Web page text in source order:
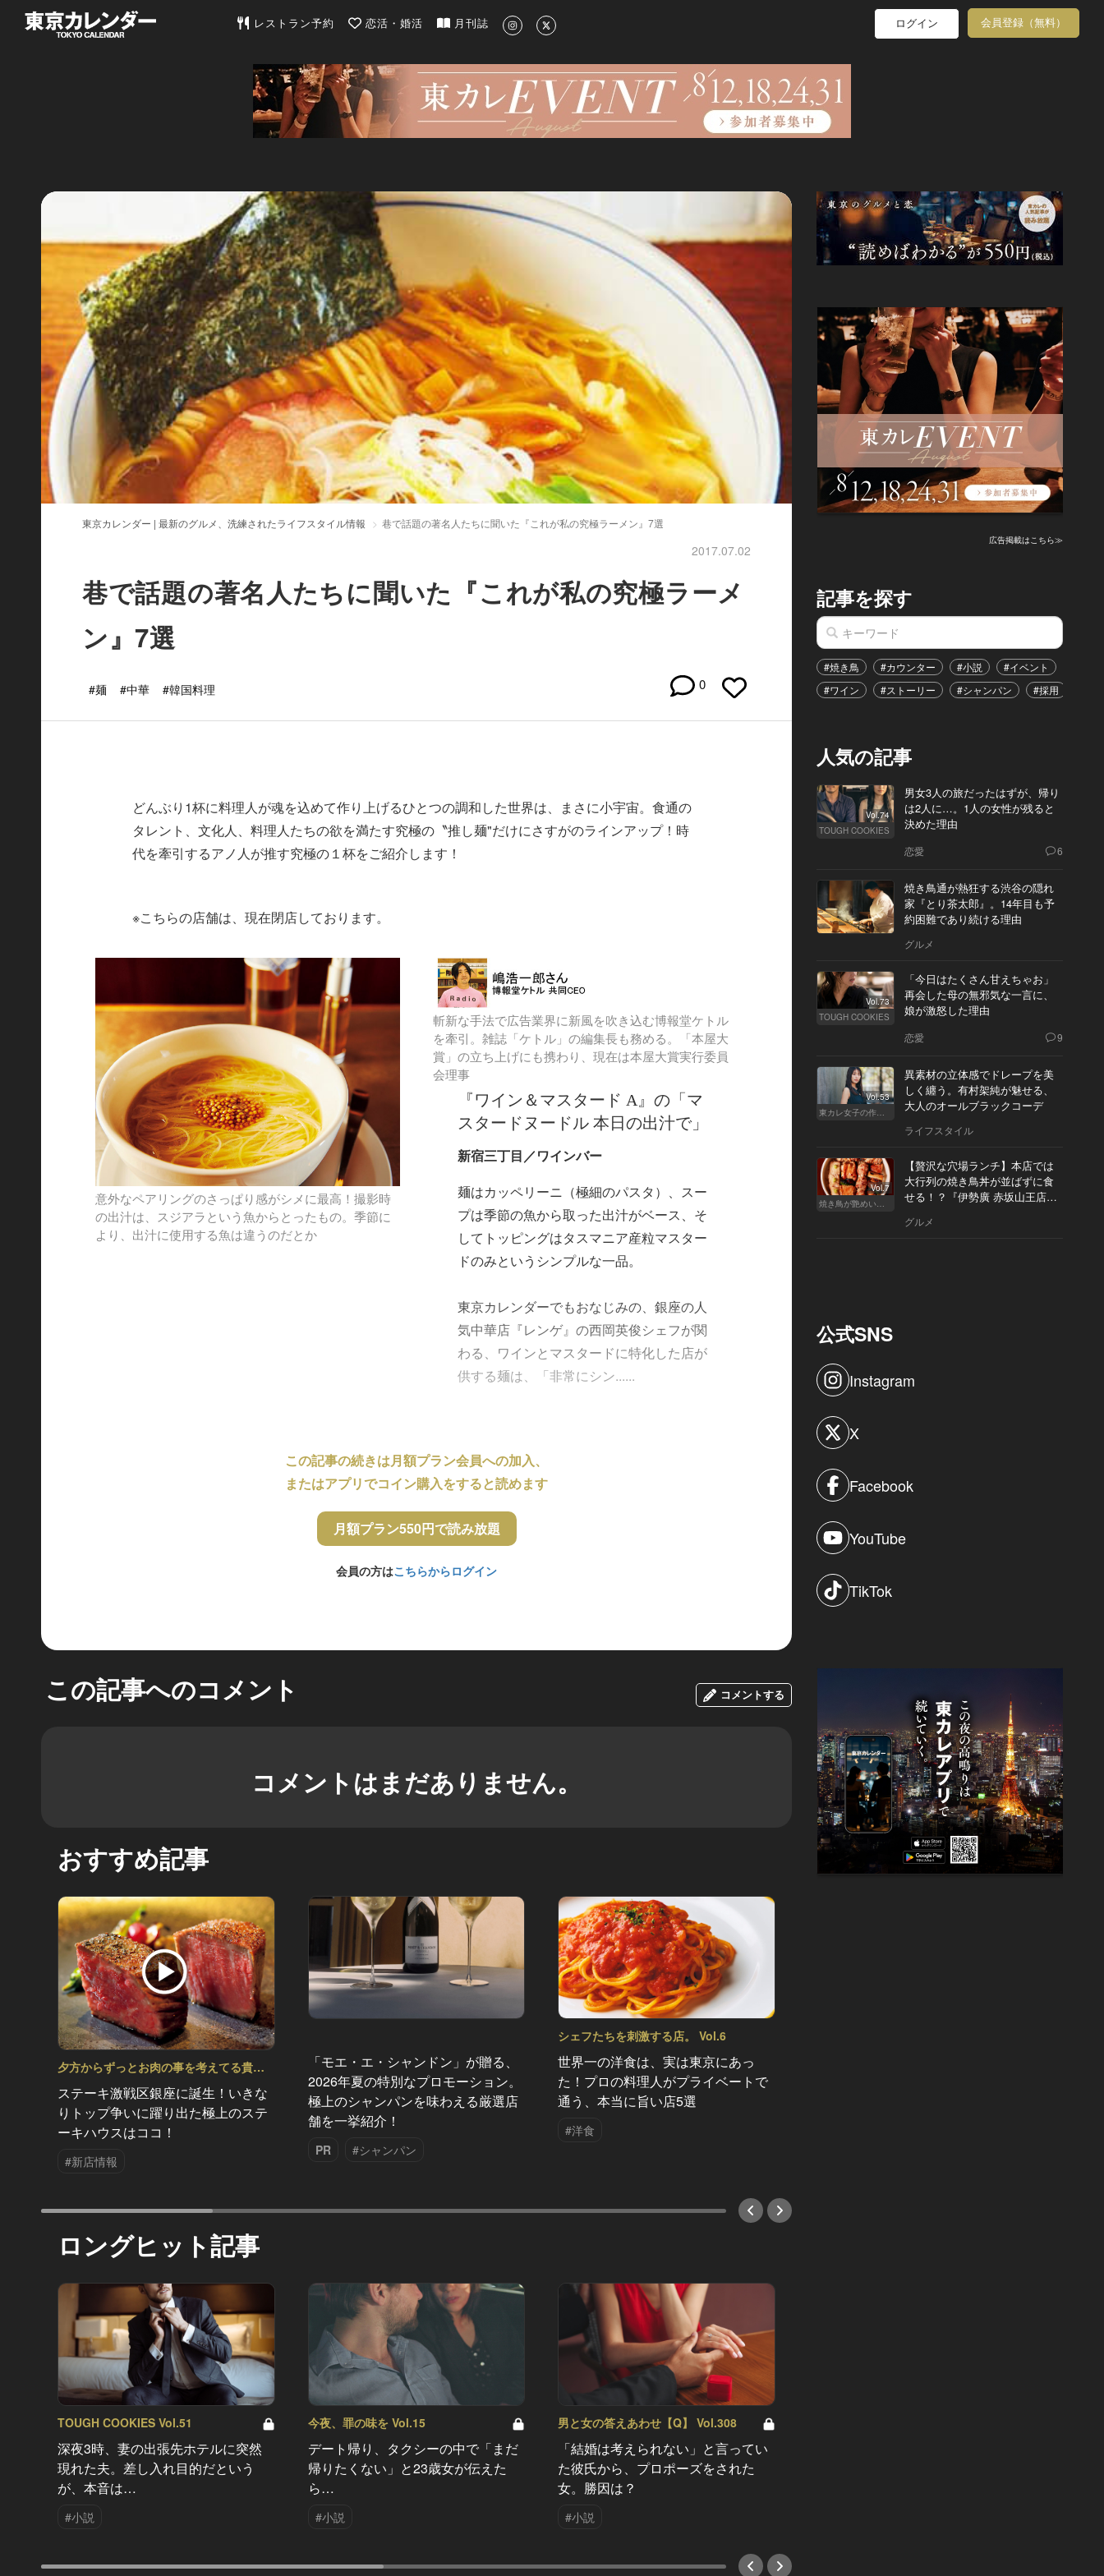
東京カレンダー | 最新のグルメ、洗練されたライフスタイル情報
レストラン予約 恋活・婚活 月刊誌 ログイン 会員登録（無料）
東京カレンダー | 最新のグルメ、洗練されたライフスタイル情報 巷で話題の著名人たちに聞いた『これが私の究極ラーメン』7選
2017.07.02
巷で話題の著名人たちに聞いた『これが私の究極ラーメ
ン』7選
#麺 #中華 #韓国料理 0
どんぶり1杯に料理人が魂を込めて作り上げるひとつの調和した世界は、まさに小宇宙。食通の
タレント、文化人、料理人たちの欲を満たす究極の〝推し麺"だけにさすがのラインアップ！時
代を牽引するアノ人が推す究極の１杯をご紹介します！
※こちらの店舗は、現在閉店しております。
意外なペアリングのさっぱり感がシメに最高！撮影時
の出汁は、スジアラという魚からとったもの。季節に
より、出汁に使用する魚は違うのだとか
斬新な手法で広告業界に新風を吹き込む博報堂ケトル
を牽引。雑誌「ケトル」の編集長も務める。「本屋大
賞」の立ち上げにも携わり、現在は本屋大賞実行委員
会理事
『ワイン＆マスタード A』の「マ
スタードヌードル 本日の出汁で」
新宿三丁目／ワインバー
麺はカッペリーニ（極細のパスタ）、スー
プは季節の魚から取った出汁がベース、そ
してトッピングはタスマニア産粒マスター
ドのみというシンプルな一品。
東京カレンダーでもおなじみの、銀座の人
気中華店『レンゲ』の西岡英俊シェフが関
わる、ワインとマスタードに特化した店が
供する麺は、「非常にシン......
この記事の続きは月額プラン会員への加入、
またはアプリでコイン購入をすると読めます
月額プラン550円で読み放題
会員の方はこちらからログイン
この記事へのコメント コメントする
コメントはまだありません。
おすすめ記事
夕方からずっとお肉の事を考えてる貴方
ステーキ激戦区銀座に誕生！いきな
りトップ争いに躍り出た極上のステ
ーキハウスはココ！
#新店情報
「モエ・エ・シャンドン」が贈る、
2026年夏の特別なプロモーション。
極上のシャンパンを味わえる厳選店
舗を一挙紹介！
PR #シャンパン
シェフたちを刺激する店。 Vol.6
世界一の洋食は、実は東京にあっ
た！プロの料理人がプライベートで
通う、本当に旨い店5選
#洋食
ロングヒット記事
TOUGH COOKIES Vol.51
深夜3時、妻の出張先ホテルに突然
現れた夫。差し入れ目的だという
が、本音は…
#小説
今夜、罪の味を Vol.15
デート帰り、タクシーの中で「まだ
帰りたくない」と23歳女が伝えた
ら…
#小説
男と女の答えあわせ【Q】 Vol.308
「結婚は考えられない」と言ってい
た彼氏から、プロポーズをされた
女。勝因は？
#小説
広告掲載はこちら≫
記事を探す
#焼き鳥 #カウンター #小説 #イベント
#ワイン
#ストーリー #シャンパン #採用
人気の記事
Vol.74
TOUGH COOKIES
男女3人の旅だったはずが、帰り
は2人に…。1人の女性が残ると
決めた理由
恋愛 6
焼き鳥通が熱狂する渋谷の隠れ
家『とり茶太郎』。14年目も予
約困難であり続ける理由
グルメ
Vol.73
TOUGH COOKIES
「今日はたくさん甘えちゃお」
再会した母の無邪気な一言に、
娘が激怒した理由
恋愛 9
Vol.53
東カレ女子の作り方
異素材の立体感でドレープを美
しく纏う。有村架純が魅せる、
大人のオールブラックコーデ
ライフスタイル
Vol.7
焼き鳥が艶めいてきた
【贅沢な穴場ランチ】本店では
大行列の焼き鳥丼が並ばずに食
せる！？『伊勢廣 赤坂山王店』
グルメ
公式SNS
Instagram
X
Facebook
YouTube
TikTok